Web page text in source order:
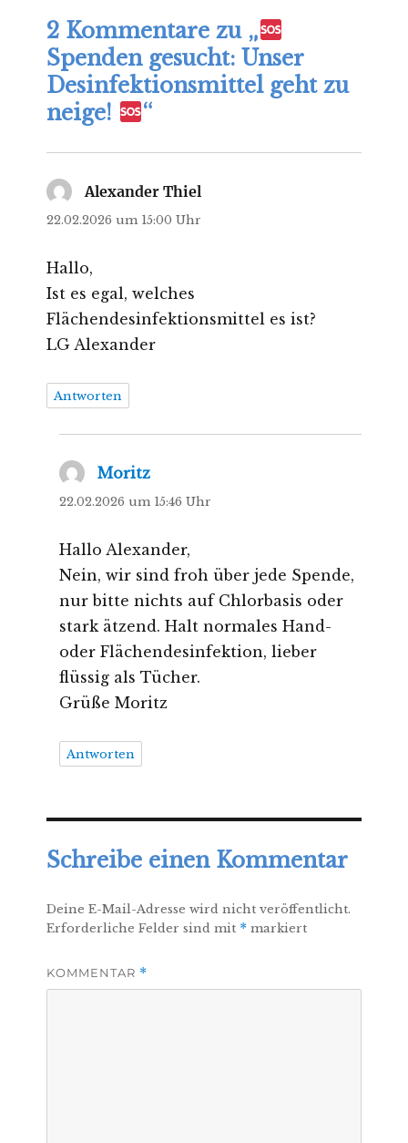
2 Kommentare zu „
Spenden gesucht: Unser
Desinfektionsmittel geht zu
neige!
“
Alexander Thiel
22.02.2026 um 15:00 Uhr
Hallo,
Ist es egal, welches
Flächendesinfektionsmittel es ist?
LG Alexander
Antworten
Moritz
22.02.2026 um 15:46 Uhr
Hallo Alexander,
Nein, wir sind froh über jede Spende,
nur bitte nichts auf Chlorbasis oder
stark ätzend. Halt normales Hand-
oder Flächendesinfektion, lieber
flüssig als Tücher.
Grüße Moritz
Antworten
Schreibe einen Kommentar
Deine E-Mail-Adresse wird nicht veröffentlicht.
Erforderliche Felder sind mit * markiert
KOMMENTAR *